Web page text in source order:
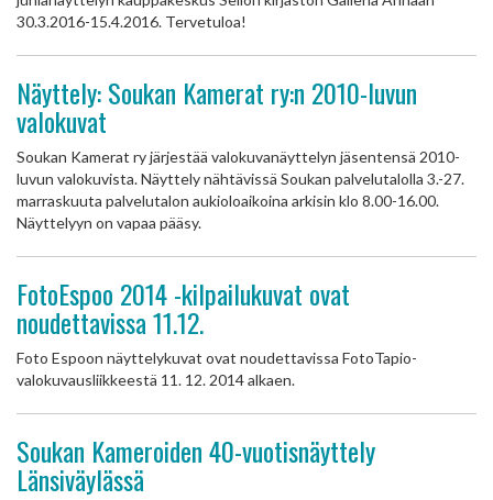
30.3.2016-15.4.2016. Tervetuloa!
Näyttely: Soukan Kamerat ry:n 2010-luvun
valokuvat
Soukan Kamerat ry järjestää valokuvanäyttelyn jäsentensä 2010-
luvun valokuvista. Näyttely nähtävissä Soukan palvelutalolla 3.-27.
marraskuuta palvelutalon aukioloaikoina arkisin klo 8.00-16.00.
Näyttelyyn on vapaa pääsy.
FotoEspoo 2014 -kilpailukuvat ovat
noudettavissa 11.12.
Foto Espoon näyttelykuvat ovat noudettavissa FotoTapio-
valokuvausliikkeestä 11. 12. 2014 alkaen.
Soukan Kameroiden 40-vuotisnäyttely
Länsiväylässä